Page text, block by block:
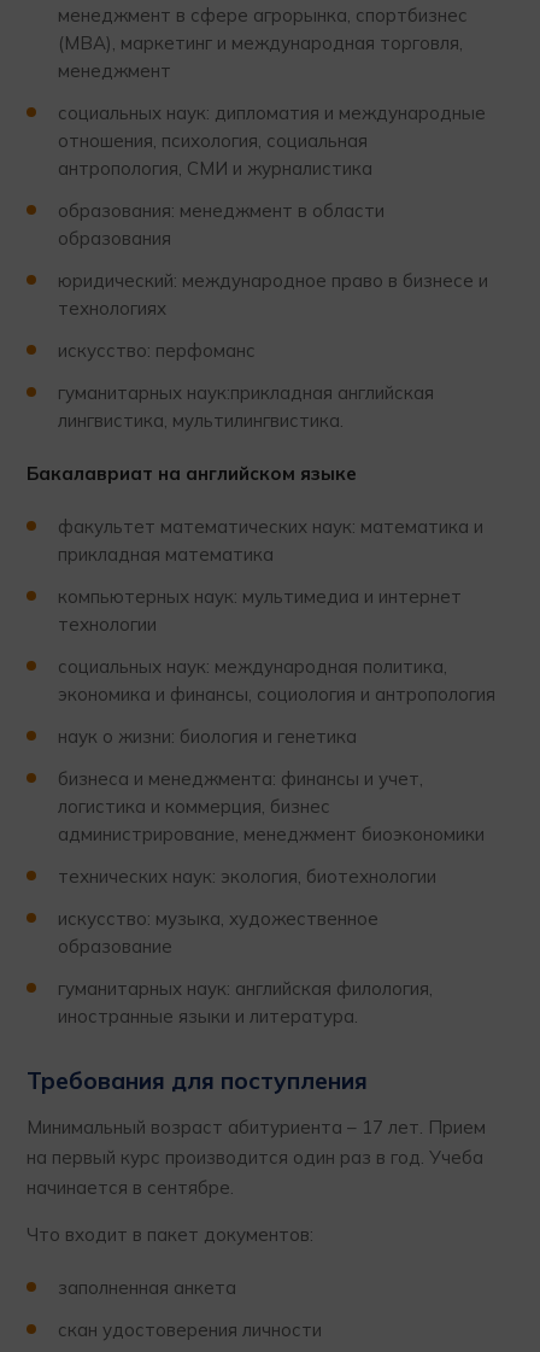
менеджмент в сфере агрорынка, спортбизнес
(МВА), маркетинг и международная торговля,
менеджмент
социальных наук: дипломатия и международные
отношения, психология, социальная
антропология, СМИ и журналистика
образования: менеджмент в области
образования
юридический: международное право в бизнесе и
технологиях
искусство: перфоманс
гуманитарных наук:прикладная английская
лингвистика, мультилингвистика.
Бакалавриат на английском языке
факультет математических наук: математика и
прикладная математика
компьютерных наук: мультимедиа и интернет
технологии
социальных наук: международная политика,
экономика и финансы, социология и антропология
наук о жизни: биология и генетика
бизнеса и менеджмента: финансы и учет,
логистика и коммерция, бизнес
администрирование, менеджмент биоэкономики
технических наук: экология, биотехнологии
искусство: музыка, художественное
образование
гуманитарных наук: английская филология,
иностранные языки и литература.
Требования для поступления
Минимальный возраст абитуриента – 17 лет. Прием
на первый курс производится один раз в год. Учеба
начинается в сентябре.
Что входит в пакет документов:
заполненная анкета
скан удостоверения личности